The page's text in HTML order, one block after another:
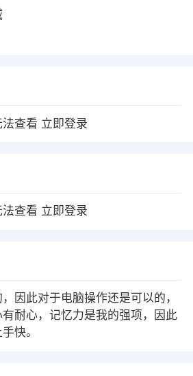
查看 立即登录
查看 立即登录
因此对于电脑操作还是可以的，
耐心，记忆力是我的强项，因此
快。